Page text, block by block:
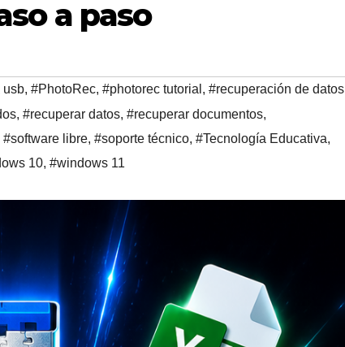
a paso
usb, #PhotoRec, #photorec tutorial , #recuperación de datos
, #recuperar datos, #recuperar documentos,
#software libre, #soporte técnico, #Tecnología Educativa,
10, #windows 11